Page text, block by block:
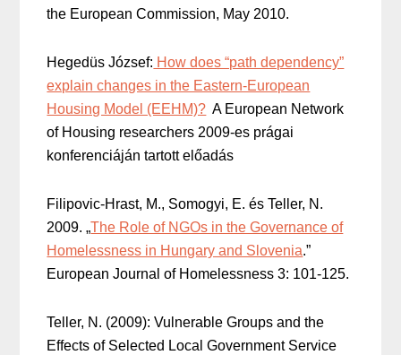
the European Commission, May 2010.
Hegedüs József: How does “path dependency”
explain changes in the Eastern-European
Housing Model (EEHM)? A European Network
of Housing researchers 2009-es prágai
konferenciáján tartott előadás
Filipovic-Hrast, M., Somogyi, E. és Teller, N.
2009. „The Role of NGOs in the Governance of
Homelessness in Hungary and Slovenia.”
European Journal of Homelessness 3: 101-125.
Teller, N. (2009): Vulnerable Groups and the
Effects of Selected Local Government Service